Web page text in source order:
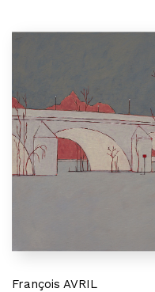
François AVRIL